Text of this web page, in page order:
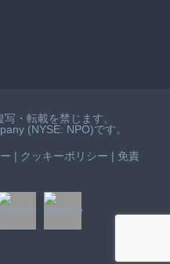
・転載を禁じます。
(NYSE: NPO)です。
| クッキーポリシー | 免責